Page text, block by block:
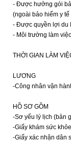
- Được hưởng gói
(ngoài bảo hiểm y tế
- Được quyền lợi du
- Môi trường làm
THỜI GIAN LÀM
LƯƠNG
-Công nhân vận
HỒ SƠ GỒM
-Sơ yếu lý lịch (bản
-Giấy khám sức
-Giấy xác nhận dân